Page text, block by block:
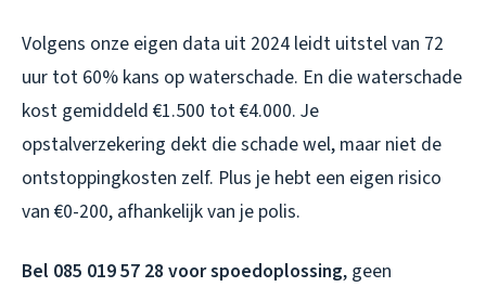
Volgens onze eigen data uit 2024 leidt uitstel van 72
uur tot 60% kans op waterschade. En die waterschade
kost gemiddeld €1.500 tot €4.000. Je
opstalverzekering dekt die schade wel, maar niet de
ontstoppingkosten zelf. Plus je hebt een eigen risico
van €0-200, afhankelijk van je polis.
Bel 085 019 57 28 voor spoedoplossing, geen